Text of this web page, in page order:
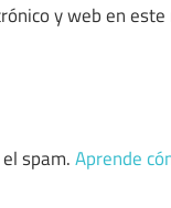
y web en
spam.Aprende